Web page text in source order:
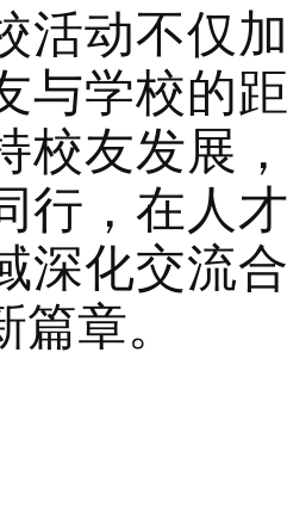
活动不仅
与学校的
校友发展
行，在人
深化交流
章。